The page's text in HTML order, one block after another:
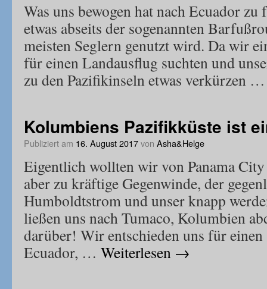
Was uns bewogen hat nach Ecuador
etwas abseits der sogenannten
meisten Seglern genutzt wird. Da wir
für einen Landausflug suchten und
zu den Pazifikinseln etwas verkürzen
Kolumbiens Pazifikküste ist
Publiziert am 16. August 2017von Asha&Helge
Eigentlich wollten wir von Panama
aber zu kräftige Gegenwinde, der
Humboldtstrom und unser knapp
ließen uns nach Tumaco, Kolumbien
darüber! Wir entschieden uns für
Ecuador, … Weiterlesen →